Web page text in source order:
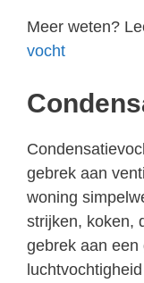
Meer weten?
vocht
gebrek aan
woning
strijken, koken,
gebrek aan